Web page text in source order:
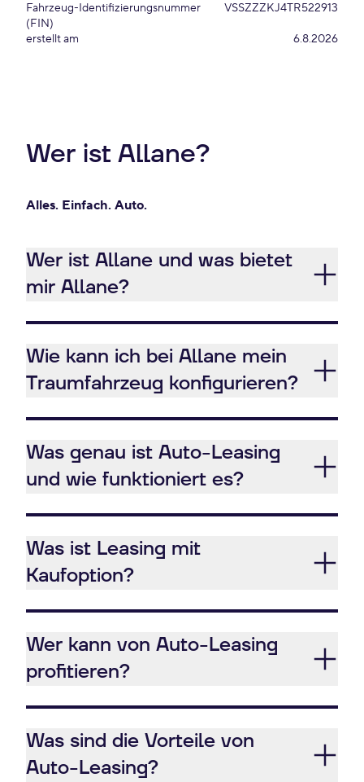
Fahrzeug-Identifizierungsnummer
(FIN)
VSSZZZKJ4TR522913
erstellt am 6.8.2026
Wer ist Allane?
Alles. Einfach. Auto.
Wer ist Allane und was bietet
mir Allane?
Wie kann ich bei Allane mein
Traumfahrzeug konfigurieren?
Was genau ist Auto-Leasing
und wie funktioniert es?
Was ist Leasing mit
Kaufoption?
Wer kann von Auto-Leasing
profitieren?
Was sind die Vorteile von
Auto-Leasing?